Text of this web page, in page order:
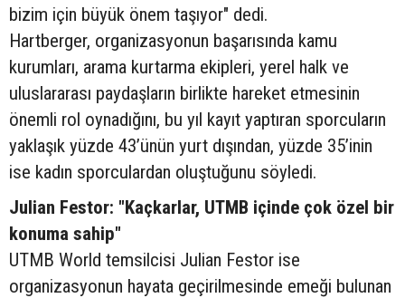
bizim için büyük önem taşıyor" dedi.
Hartberger, organizasyonun başarısında kamu
kurumları, arama kurtarma ekipleri, yerel halk ve
uluslararası paydaşların birlikte hareket etmesinin
önemli rol oynadığını, bu yıl kayıt yaptıran sporcuların
yaklaşık yüzde 43’ünün yurt dışından, yüzde 35’inin
ise kadın sporculardan oluştuğunu söyledi.
Julian Festor: "Kaçkarlar, UTMB içinde çok özel bir
konuma sahip"
UTMB World temsilcisi Julian Festor ise
organizasyonun hayata geçirilmesinde emeği bulunan